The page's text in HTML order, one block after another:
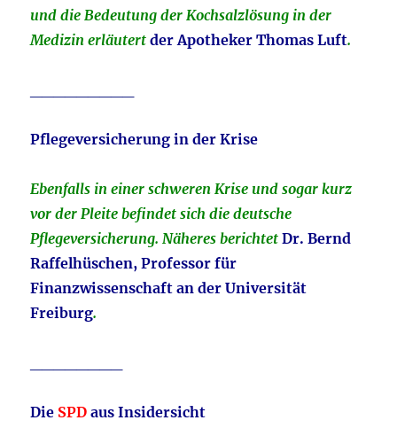
und die Bedeutung der Kochsalzlösung in der
Medizin erläutertder Apotheker Thomas Luft.
Pflegeversicherung in der Krise
Ebenfalls in einer schweren Krise und sogar kurz
vor der Pleite befindet sich die deutsche
Pflegeversicherung. Näheres berichtetDr. Bernd
Raffelhüschen, Professor für
Finanzwissenschaft an der Universität
Freiburg.
Die SPD aus Insidersicht